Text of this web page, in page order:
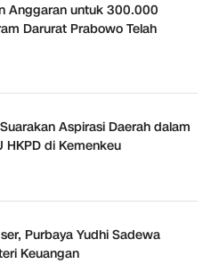
Anggaran untuk 300.000
Darurat Prabowo Telah
Aspirasi Daerah dalam
HKPD di Kemenkeu
Purbaya Yudhi Sadewa
Keuangan